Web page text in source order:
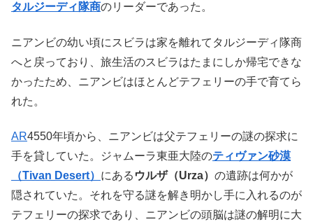
タルジーディ隊商のリーダーであった。
ニアンビの幼い頃にスビラは家を離れてタルジーディ隊商
へと戻っており、旅生活のスビラはたまにしか帰宅できな
かったため、ニアンビはほとんどテフェリーの手で育てら
れた。
AR4550年頃から、ニアンビは父テフェリーの謎の探求に
手を貸していた。ジャムーラ東亜大陸のティヴァン砂漠
（Tivan Desert） にある ウルザ（Urza） の遺跡は何かが
隠されていた。それを守る謎を解き明かし手に入れるのが
テフェリーの探求であり、ニアンビの頭脳は謎の解明に大